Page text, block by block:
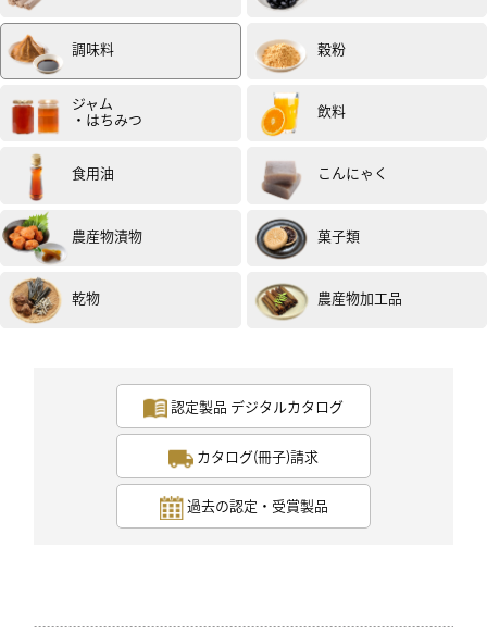
女性 20代 ★★★★★
炒め物のアクセントとして、大活躍でした！1口目のピリ
リとした辛味から、徐々に柚子の豊かな香りや、変化す
る辛味を楽しめました！製造だけでは無く、原料も東京
調味料 穀粉
ジャム
・はちみつ 飲料
食用油 こんにゃく
農産物漬物 菓子類
乾物 農産物加工品
認定製品 デジタルカタログ
カタログ(冊子)請求
過去の認定・受賞製品